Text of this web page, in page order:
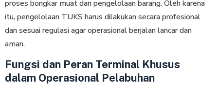
proses bongkar muat dan pengelolaan barang. Oleh karena
itu, pengelolaan TUKS harus dilakukan secara profesional
dan sesuai regulasi agar operasional berjalan lancar dan
aman.
Fungsi dan Peran Terminal Khusus
dalam Operasional Pelabuhan